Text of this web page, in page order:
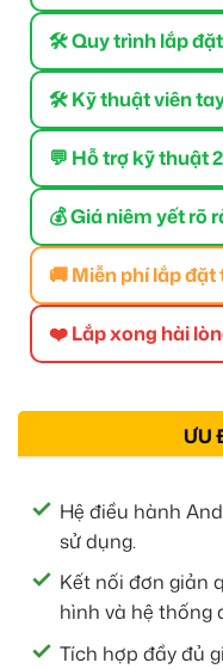
🛠 Quy trình lắp
🛠 Kỹ thuật viên
💬 Hỗ trợ kỹ thuật
💰 Giá niêm yết rõ
🚚 Miễn phí lắp đặt
❤️ Lắp xong hài
ƯU
Hệ điều hành
sử dụng.
Kết nối đơn giản
hình và hệ thống
Tích hợp đầy đủ